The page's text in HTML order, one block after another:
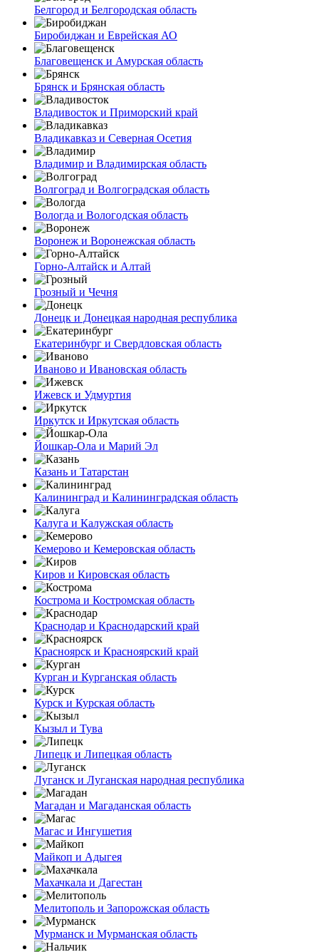
Белгород и Белгородская область
Биробиджан и Еврейская АО
Благовещенск и Амурская область
Брянск и Брянская область
Владивосток и Приморский край
Владикавказ и Северная Осетия
Владимир и Владимирская область
Волгоград и Волгоградская область
Вологда и Вологодская область
Воронеж и Воронежская область
Горно-Алтайск и Алтай
Грозный и Чечня
Донецк и Донецкая народная республика
Екатеринбург и Свердловская область
Иваново и Ивановская область
Ижевск и Удмуртия
Иркутск и Иркутская область
Йошкар-Ола и Марий Эл
Казань и Татарстан
Калининград и Калининградская область
Калуга и Калужская область
Кемерово и Кемеровская область
Киров и Кировская область
Кострома и Костромская область
Краснодар и Краснодарский край
Красноярск и Красноярский край
Курган и Курганская область
Курск и Курская область
Кызыл и Тува
Липецк и Липецкая область
Луганск и Луганская народная республика
Магадан и Магаданская область
Магас и Ингушетия
Майкоп и Адыгея
Махачкала и Дагестан
Мелитополь и Запорожская область
Мурманск и Мурманская область